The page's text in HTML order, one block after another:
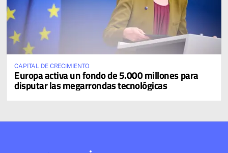
CAPITAL DE CRECIMIENTO
Europa activa un fondo de 5.000 millones para
disputar las megarrondas tecnológicas